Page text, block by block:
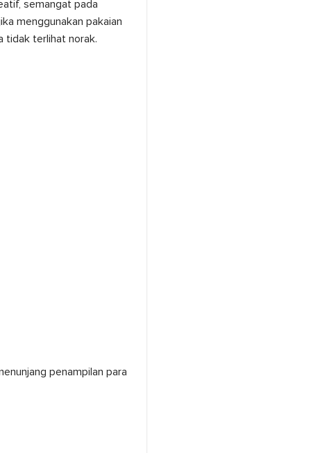
semangat pada
menggunakan pakaian
tidak terlihat norak.
penampilan para